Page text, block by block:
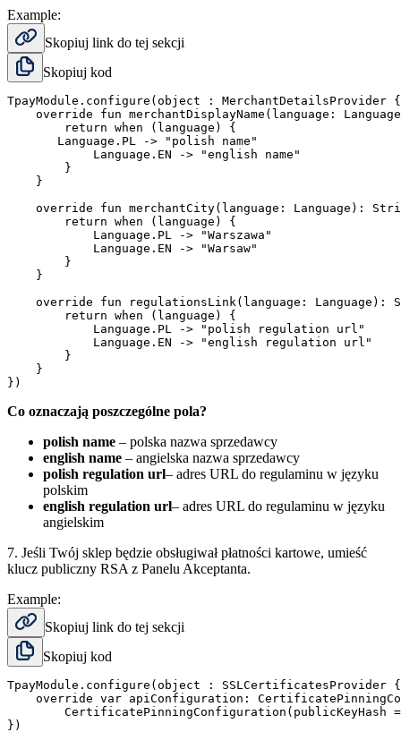
Example:
Skopiuj link do tej sekcji
Skopiuj kod
TpayModule.configure(object : MerchantDetailsProvider {
override fun merchantDisplayName(language:
        return when (language) {
       Language.PL -> "polish name"
            Language.EN -> "english name"
        }
    }
override fun merchantCity(language: Language):
        return when (language) {
            Language.PL -> "Warszawa"
            Language.EN -> "Warsaw"
        }
    }
override fun regulationsLink(language: Language):
        return when (language) {
            Language.PL -> "polish regulation url"
            Language.EN -> "english regulation url"
        }
    }
Co oznaczają poszczególne pola?
polish name – polska nazwa sprzedawcy
english name – angielska nazwa sprzedawcy
polish regulation url– adres URL do regulaminu w języku
polskim
english regulation url– adres URL do regulaminu w języku
angielskim
7. Jeśli Twój sklep będzie obsługiwał płatności kartowe, umieść
klucz publiczny RSA z Panelu Akceptanta.
Example:
Skopiuj link do tej sekcji
Skopiuj kod
TpayModule.configure(object : SSLCertificatesProvider {
override var apiConfiguration:
CertificatePinningConfiguration(publicKeyHash